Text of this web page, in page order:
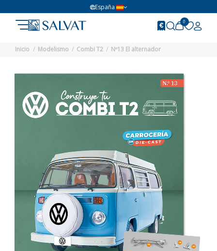
España
0
Inicio Modelismo Combi T2 Nº13 El alternador